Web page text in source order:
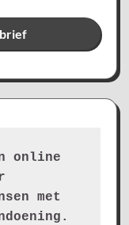
online
met